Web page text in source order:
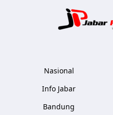
Nasional
Info Jabar
Bandung